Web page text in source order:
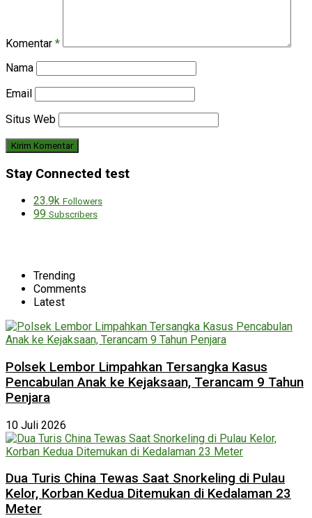
Komentar *
Nama
Email
Situs Web
Stay Connected test
23.9k Followers
99 Subscribers
Trending
Comments
Latest
Polsek Lembor Limpahkan Tersangka Kasus
Pencabulan Anak ke Kejaksaan, Terancam 9 Tahun
Penjara
10 Juli 2026
Dua Turis China Tewas Saat Snorkeling di Pulau
Kelor, Korban Kedua Ditemukan di Kedalaman 23
Meter